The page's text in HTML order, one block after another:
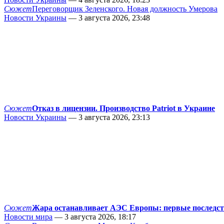
СюжетПереговорщик Зеленского. Новая должность Умерова
Новости Украины — 3 августа 2026, 23:48
СюжетОтказ в лицензии. Производство Patriot в Украине
Новости Украины — 3 августа 2026, 23:13
СюжетЖара останавливает АЭС Европы: первые
Новости мира — 3 августа 2026, 18:17